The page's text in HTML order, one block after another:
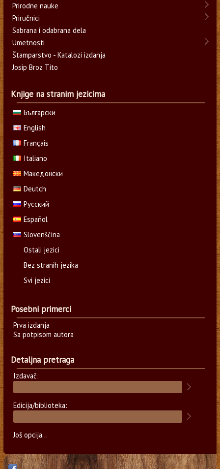
Prirodne nauke
Priručnici
Sabrana i odabrana dela
Umetnosti
Štamparstvo - Katalozi izdanja
Josip Broz Tito
Knjige na stranim jezicima
Български
English
Français
Italiano
Македонски
Deutch
Русский
Español
Slovenščina
Ostali jezici
Bez stranih jezika
Svi jezici
Posebni primerci
Prva izdanja
Sa potpisom autora
Detaljna pretraga
Izdavač:
Edicija/biblioteka:
Još opcija...